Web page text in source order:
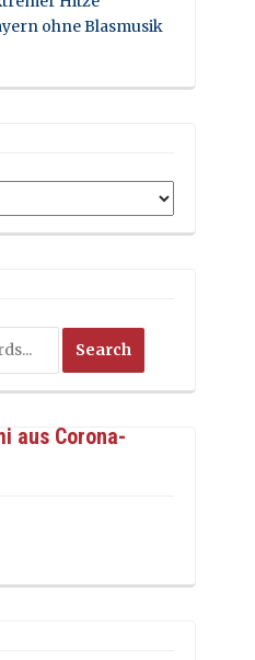
ohne Blasmusik
aus Corona-